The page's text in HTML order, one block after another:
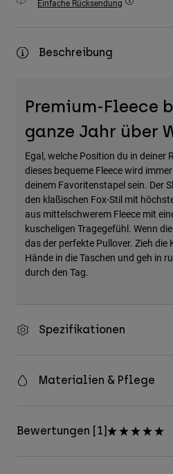
Zubehör
Taschen & Rucksäcke
Alle anzeigen
Einfache Rücksendung
Beschreibung
Premium-Fleece
ganze Jahr über
Egal, welche Position du in deiner
dieses bequeme Fleece wird
deinem Favoritenstapel sein. Der
den klaßischen Fox-Stil mit
aus mittelschwerem Fleece mit
kuscheligen Tragegefühl. Wenn
das der perfekte Pullover. Zieh die
Hände in die Taschen und geh in
durch den Tag.
Spezifikationen
Materialien & Pflege
Bewertungen [1]